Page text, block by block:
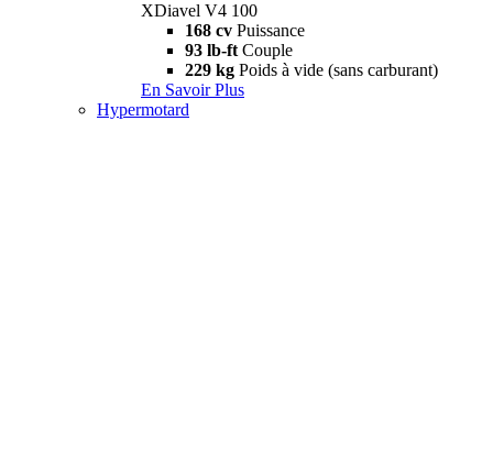
XDiavel V4 100
168 cv Puissance
93 lb-ft Couple
229 kg Poids à vide (sans carburant)
En Savoir Plus
Hypermotard